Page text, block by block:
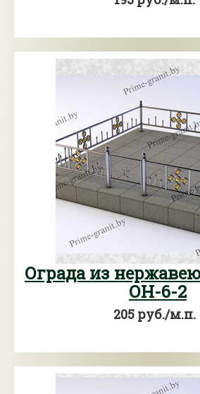
Ограда из
ОН-6-2
205 руб./м.п.